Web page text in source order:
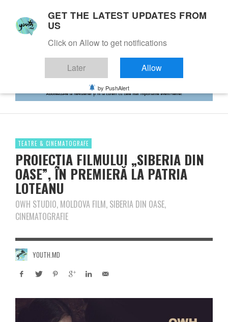
TEATRE & CINEMATOGRAFE
PROIECŢIA FILMULUI „SIBERIA DIN
OASE”, ÎN PREMIERĂ LA PATRIA
LOTEANU
OWH STUDIO, MOLDOVA FILM, SIBERIA DIN OASE,
CINEMATOGRAFIE
YOUTH.MD
GET THE LATEST UPDATES FROM
US
Click on Allow to get notifications
Later Allow
by PushAlert